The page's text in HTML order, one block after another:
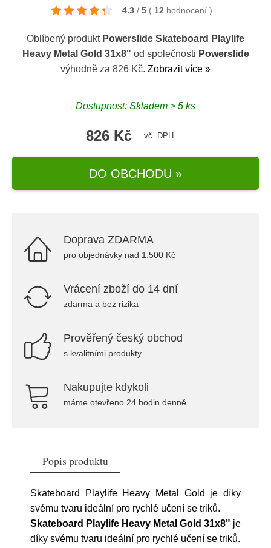
4.3 / 5 ( 12 hodnocení )
Oblíbený produkt Powerslide Skateboard Playlife
Heavy Metal Gold 31x8" od společnosti Powerslide
výhodně za 826 Kč. Zobrazit více »
Dostupnost: Skladem > 5 ks
826 Kč vč. DPH
DO OBCHODU »
Doprava ZDARMA
pro objednávky nad 1.500 Kč
Vrácení zboží do 14 dní
zdarma a bez rizika
Prověřený český obchod
s kvalitními produkty
Nakupujte kdykoli
máme otevřeno 24 hodin denně
Popis produktu
Skateboard Playlife Heavy Metal Gold je díky
svému tvaru ideální pro rychlé učení se triků.
Skateboard Playlife Heavy Metal Gold 31x8" je
díky svému tvaru ideální pro rychlé učení se triků.